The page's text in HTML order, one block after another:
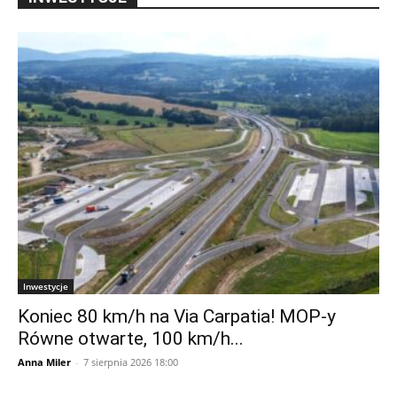
Inwestycje
Koniec 80 km/h na Via Carpatia! MOP-y
Równe otwarte, 100 km/h...
Anna Miler - 7 sierpnia 2026 18:00